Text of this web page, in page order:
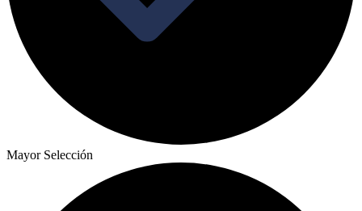
Mayor Selección